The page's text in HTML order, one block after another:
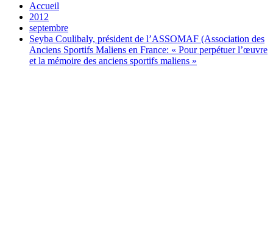
Accueil
2012
septembre
Seyba Coulibaly, président de l’ASSOMAF (Association des
Anciens Sportifs Maliens en France: « Pour perpétuer l’œuvre
et la mémoire des anciens sportifs maliens »